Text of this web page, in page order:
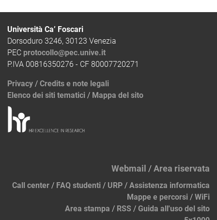
Università Ca’ Foscari
Dorsoduro 3246, 30123 Venezia
PEC protocollo@pec.unive.it
P.IVA 00816350276 - CF 80007720271
Privacy / Credits e note legali
Elenco dei siti tematici / Mappa del sito
Webmail /Area riservata
Call center / FAQ studenti / URP / Assistenza informatica
Mappe e percorsi / WiFi
Area stampa / RSS / Guida all'uso del sito